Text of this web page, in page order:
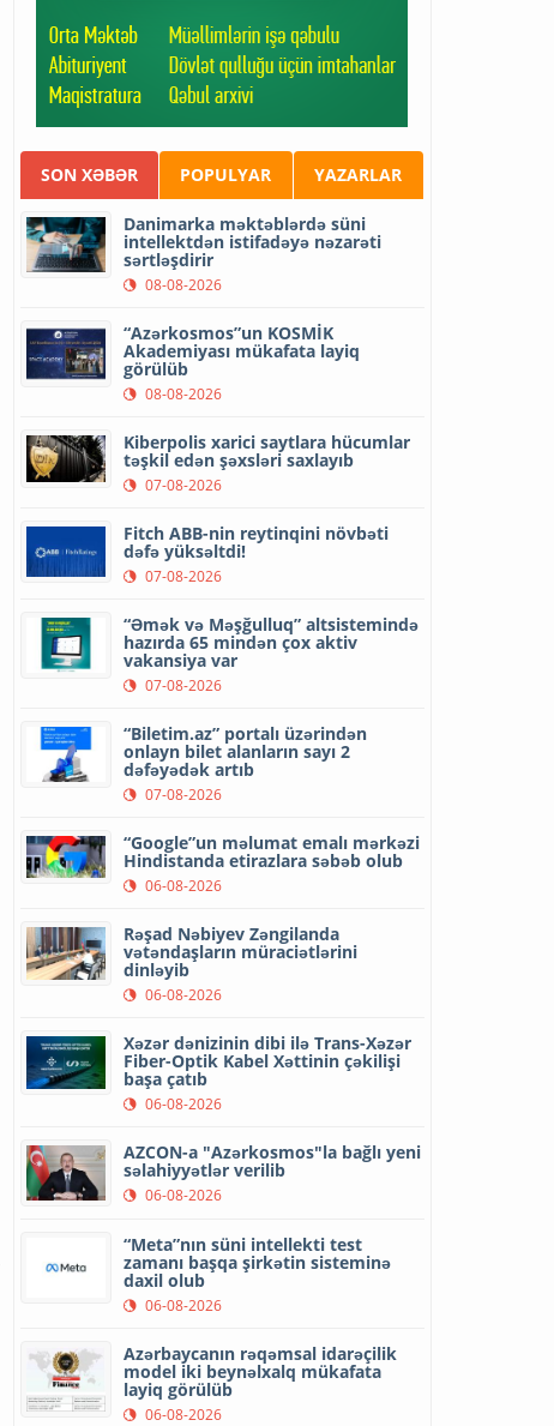
SON XƏBƏR POPULYAR YAZARLAR
Danimarka məktəblərdə süni
intellektdən istifadəyə nəzarəti
sərtləşdirir
08-08-2026
“Azərkosmos”un KOSMİK
Akademiyası mükafata layiq
görülüb
08-08-2026
Kiberpolis xarici saytlara hücumlar
təşkil edən şəxsləri saxlayıb
07-08-2026
Fitch ABB-nin reytinqini növbəti
dəfə yüksəltdi!
07-08-2026
“Əmək və Məşğulluq” altsistemində
hazırda 65 mindən çox aktiv
vakansiya var
07-08-2026
“Biletim.az” portalı üzərindən
onlayn bilet alanların sayı 2
dəfəyədək artıb
07-08-2026
“Google”un məlumat emalı mərkəzi
Hindistanda etirazlara səbəb olub
06-08-2026
Rəşad Nəbiyev Zəngilanda
vətəndaşların müraciətlərini
dinləyib
06-08-2026
Xəzər dənizinin dibi ilə Trans-Xəzər
Fiber-Optik Kabel Xəttinin çəkilişi
başa çatıb
06-08-2026
AZCON-a "Azərkosmos"la bağlı yeni
səlahiyyətlər verilib
06-08-2026
“Meta”nın süni intellekti test
zamanı başqa şirkətin sisteminə
daxil olub
06-08-2026
Azərbaycanın rəqəmsal idarəçilik
model iki beynəlxalq mükafata
layiq görülüb
06-08-2026